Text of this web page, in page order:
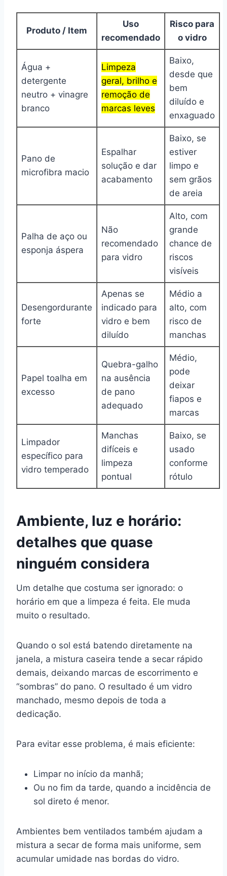
Produto / Item
Uso
recomendado
Risco para
o vidro
Água +
detergente
neutro + vinagre
branco
Limpeza
geral, brilho e
remoção de
marcas leves
Baixo,
desde que
bem
diluído e
enxaguado
Pano de
microfibra macio
Espalhar
solução e dar
acabamento
Baixo, se
estiver
limpo e
sem grãos
de areia
Palha de aço ou
esponja áspera
Não
recomendado
para vidro
Alto, com
grande
chance de
riscos
visíveis
Desengordurante
forte
Apenas se
indicado para
vidro e bem
diluído
Médio a
alto, com
risco de
manchas
Papel toalha em
excesso
Quebra-galho
na ausência
de pano
adequado
Médio,
pode
deixar
fiapos e
marcas
Limpador
específico para
vidro temperado
Manchas
difíceis e
limpeza
pontual
Baixo, se
usado
conforme
rótulo
Ambiente, luz e horário:
detalhes que quase
ninguém considera
Um detalhe que costuma ser ignorado: o
horário em que a limpeza é feita. Ele muda
muito o resultado.
Quando o sol está batendo diretamente na
janela, a mistura caseira tende a secar rápido
demais, deixando marcas de escorrimento e
“sombras” do pano. O resultado é um vidro
manchado, mesmo depois de toda a
dedicação.
Para evitar esse problema, é mais eficiente:
Limpar no início da manhã;
Ou no fim da tarde, quando a incidência de
sol direto é menor.
Ambientes bem ventilados também ajudam a
mistura a secar de forma mais uniforme, sem
acumular umidade nas bordas do vidro.